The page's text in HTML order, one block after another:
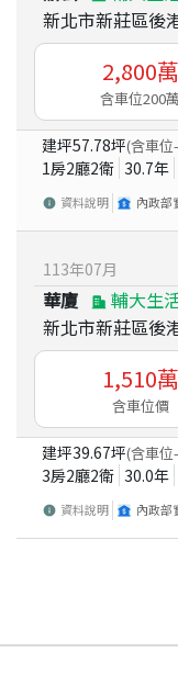
新北市新莊區後
2,800萬
含車位200萬
建坪57.78坪(含車位
1房2廳2衛 30.7年
資料說明 內政部
113年07月
華廈
輔大生
新北市新莊區後
1,510萬
含車位價
建坪39.67坪(含車位
3房2廳2衛 30.0年
資料說明 內政部